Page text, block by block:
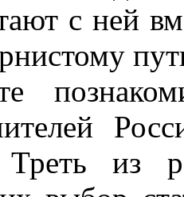
с ней
Треть из